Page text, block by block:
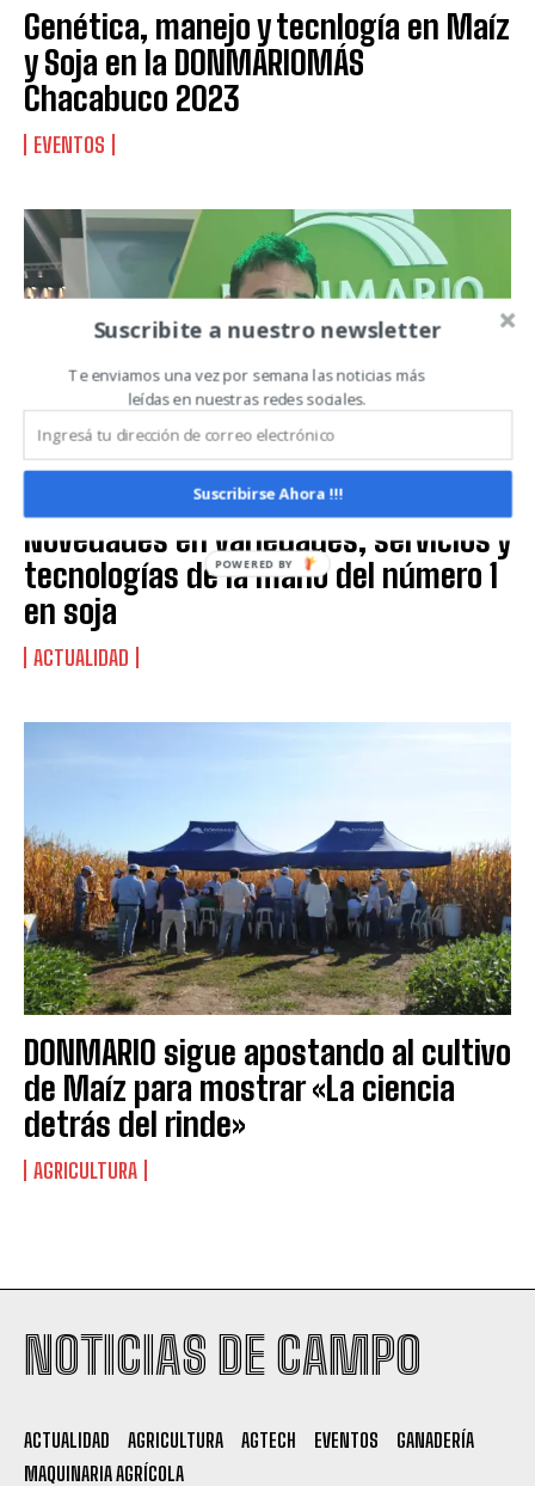
Genética, manejo y tecnlogía en Maíz
y Soja en la DONMARIOMÁS
Chacabuco 2023
EVENTOS
Novedades en variedades, servicios y
tecnologías de la mano del número 1
en soja
ACTUALIDAD
DONMARIO sigue apostando al cultivo
de Maíz para mostrar «La ciencia
detrás del rinde»
AGRICULTURA
NOTICIAS DE CAMPO
ACTUALIDAD AGRICULTURA AGTECH EVENTOS
GANADERÍA
MAQUINARIA AGRÍCOLA
Suscribite a nuestro newsletter
Te enviamos una vez por semana las noticias más
leídas en nuestras redes sociales.
Suscribirse Ahora !!!
POWERED BY